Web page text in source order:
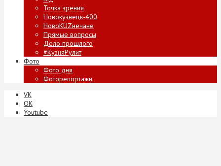
Точка зрения
Новокузнецк-400
НовоKUZнечане
Прямые вопросы
Дело прошлого
#КузняРулит
Фото
Фото дня
Фоторепортажи
VK
ОК
Youtube